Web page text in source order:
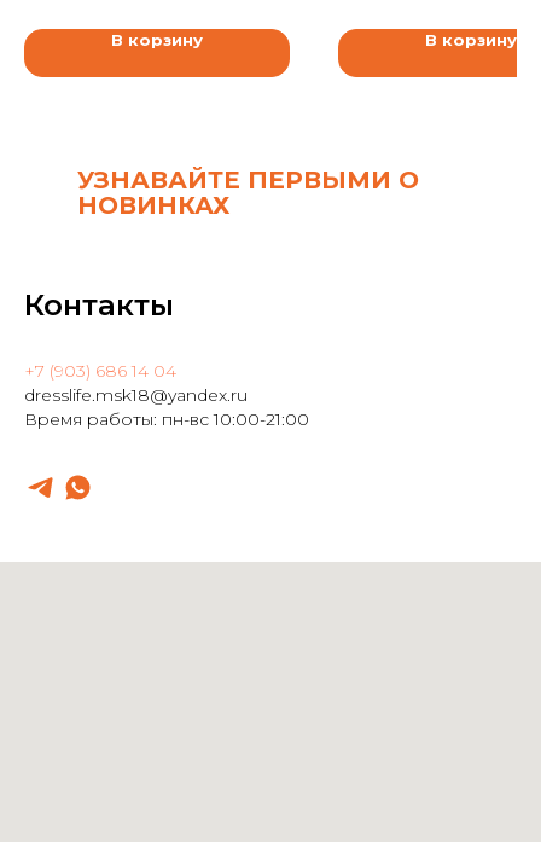
В корзину В корзину
УЗНАВАЙТЕ ПЕРВЫМИ О
НОВИНКАХ
Контакты
+7 (903) 686 14 04
dresslife.msk18@yandex.ru
Время работы: пн-вс 10:00-21:00